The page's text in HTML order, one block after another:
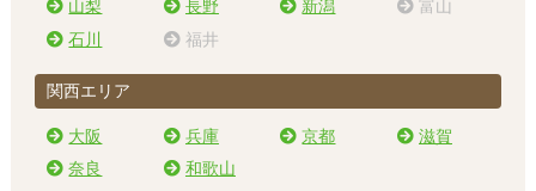
山梨 長野 新潟
富山
石川
福井
関西エリア
大阪 兵庫 京都
滋賀
奈良
和歌山